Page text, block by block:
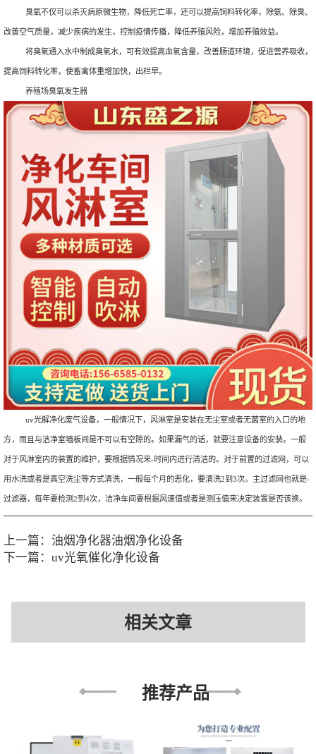
臭氧不仅可以杀灭病原微生物，降低死亡率，还可以提高饲料转化率，除氨、除臭、
改善空气质量，减少疾病的发生，控制疫情传播，降低养殖风险，增加养殖效益。
将臭氧通入水中制成臭氧水，可有效提高血氧含量，改善肠道环境，促进营养吸收，
提高饲料转化率，使畜禽体重增加快，出栏早。
养殖场臭氧发生器
uv光解净化废气设备，一般情况下，风淋室是安装在无尘室或者无菌室的入口的地
方，而且与洁净室墙板间是不可以有空隙的。如果漏气的话，就要注意设备的安装。一般
对于风淋室内的装置的维护，要根据情况来-时间内进行清洁的。对于前置的过滤网，可以
用水洗或者是真空洗尘等方式清洗，一般每个月的恶化，要清洗2到3次。主过滤网也就是-
过滤器，每年要检测2到4次，洁净车间要根据风速值或者是测压值来决定装置是否该换。
上一篇： 油烟净化器油烟净化设备
下一篇： uv光氧催化净化设备
相关文章
推荐产品